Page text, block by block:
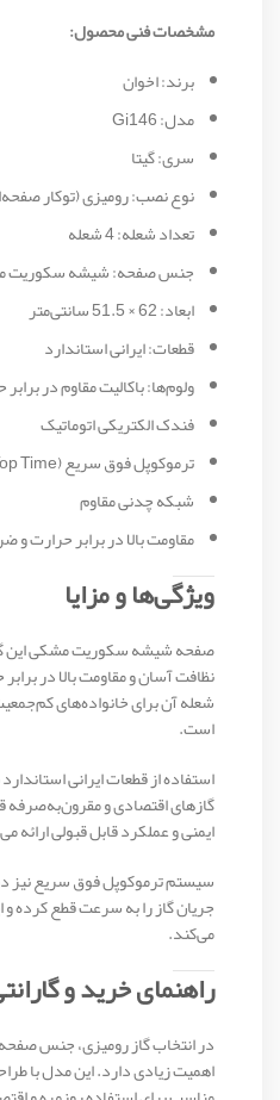
مشخصات فنی محصول:
برند: اخوان
مدل: Gi146
سری: گیتا
نوع نصب: رومیزی (توکار
تعداد شعله: 4 شعله
جنس صفحه: شیشه سکوریت
ابعاد: 62 × 51.5 سانتی‌متر
قطعات: ایرانی استاندارد
ولوم‌ها: باکالیت مقاوم در
فندک الکتریکی اتوماتیک
ترموکوپل فوق سریع (Top Time)
شبکه چدنی مقاوم
مقاومت بالا در برابر حرارت و
ویژگی‌ها و مزایا
صفحه شیشه سکوریت مشکی این
شعله آن برای خانواده‌های
است.
استفاده از قطعات ایرانی
گازهای اقتصادی و مقرون‌به‌صرفه
ایمنی و عملکرد قابل قبولی ارائه
سیستم ترموکوپل فوق سریع
جریان گاز را به سرعت قطع کرده
می‌کند.
راهنمای خرید و
در انتخاب گاز رومیزی، جنس
اهمیت زیادی دارد. این مدل با